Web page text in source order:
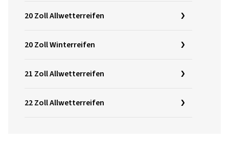
20 Zoll Allwetterreifen
20 Zoll Winterreifen
21 Zoll Allwetterreifen
22 Zoll Allwetterreifen